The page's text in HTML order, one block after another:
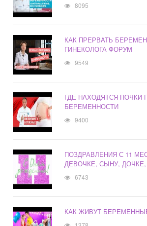
8095
КАК ПРЕРВАТЬ
ГИНЕКОЛОГА ФОРУМ
9549
ГДЕ НАХОДЯТСЯ ПОЧКИ
БЕРЕМЕННОСТИ
9400
ПОЗДРАВЛЕНИЯ С 11
ДЕВОЧКЕ, СЫНУ,
6743
КАК ЖИВУТ